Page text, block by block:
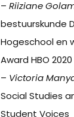
– Riiziane
bestuurskunde
Hogeschool en
Award HBO 2020
– Victoria
Social Studies
Student Voices